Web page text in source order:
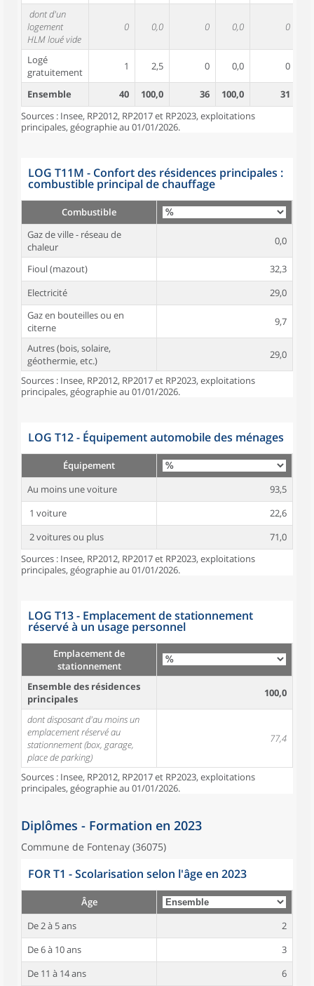
dont d'un
logement
HLM loué vide
0 0,0 0 0,0 0
Logé
gratuitement
1 2,5 0 0,0 0
Ensemble 40 100,0 36 100,0 31
Sources : Insee, RP2012, RP2017 et RP2023, exploitations
principales, géographie au 01/01/2026.
LOG T11M - Confort des résidences principales :
combustible principal de chauffage
Combustible
Gaz de ville - réseau de
chaleur
0,0
Fioul (mazout)
32,3
Electricité
29,0
Gaz en bouteilles ou en
citerne
9,7
Autres (bois, solaire,
géothermie, etc.)
29,0
Sources : Insee, RP2012, RP2017 et RP2023, exploitations
principales, géographie au 01/01/2026.
LOG T12 - Équipement automobile des ménages
Équipement
Au moins une voiture
93,5
1 voiture
22,6
2 voitures ou plus
71,0
Sources : Insee, RP2012, RP2017 et RP2023, exploitations
principales, géographie au 01/01/2026.
LOG T13 - Emplacement de stationnement
réservé à un usage personnel
Emplacement de
stationnement
Ensemble des résidences
principales
100,0
dont disposant d'au moins un
emplacement réservé au
stationnement (box, garage,
place de parking)
77,4
Sources : Insee, RP2012, RP2017 et RP2023, exploitations
principales, géographie au 01/01/2026.
Diplômes - Formation en 2023
Commune de Fontenay (36075)
FOR T1 - Scolarisation selon l'âge en 2023
Âge
De 2 à 5 ans
2
De 6 à 10 ans
3
De 11 à 14 ans
6